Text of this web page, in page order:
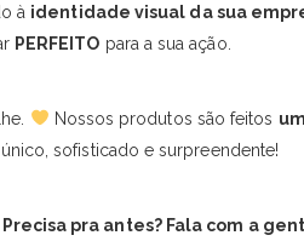
à identidade visual da sua
PERFEITO para a sua ação.
Nossos produtos são feitos
sofisticado e surpreendente!
Precisa pra antes? Fala com a